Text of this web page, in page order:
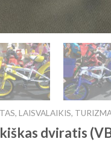
LAISVALAIKIS,
dviratis